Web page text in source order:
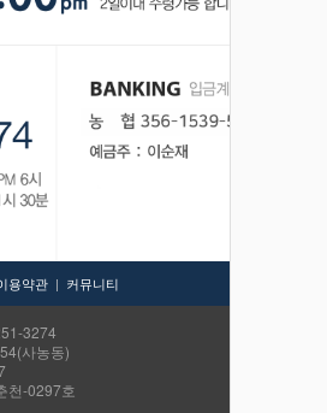
용약관 | 커뮤니티
3274
사농동)
천-0297호